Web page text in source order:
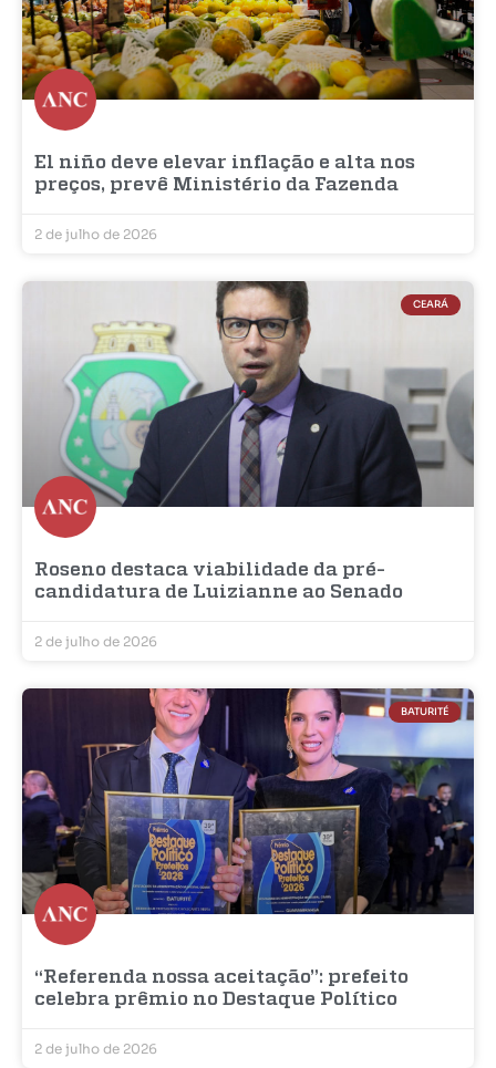
El niño deve elevar inflação e alta nos
preços, prevê Ministério da Fazenda
2 de julho de 2026
CEARÁ
Roseno destaca viabilidade da pré-
candidatura de Luizianne ao Senado
2 de julho de 2026
BATURITÉ
“Referenda nossa aceitação”: prefeito
celebra prêmio no Destaque Político
2 de julho de 2026